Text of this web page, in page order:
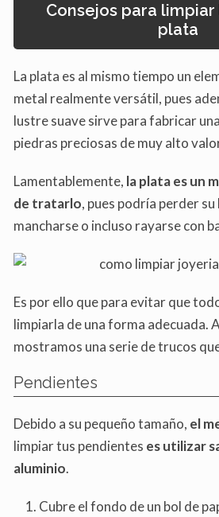
Consejos para
plata
La plata es al mismo tiempo un
metal realmente versátil, pues
lustre suave sirve para fabricar
piedras preciosas de muy alto
Lamentablemente, la plata es un
de tratarlo, pues podría perder
mancharse o incluso rayarse con
Es por ello que para evitar que
limpiarla de una forma adecuada.
mostramos una serie de trucos
Pendientes
Debido a su pequeño tamaño, el
limpiar tus pendientes es utilizar
aluminio.
Cubre el fondo de un bol de